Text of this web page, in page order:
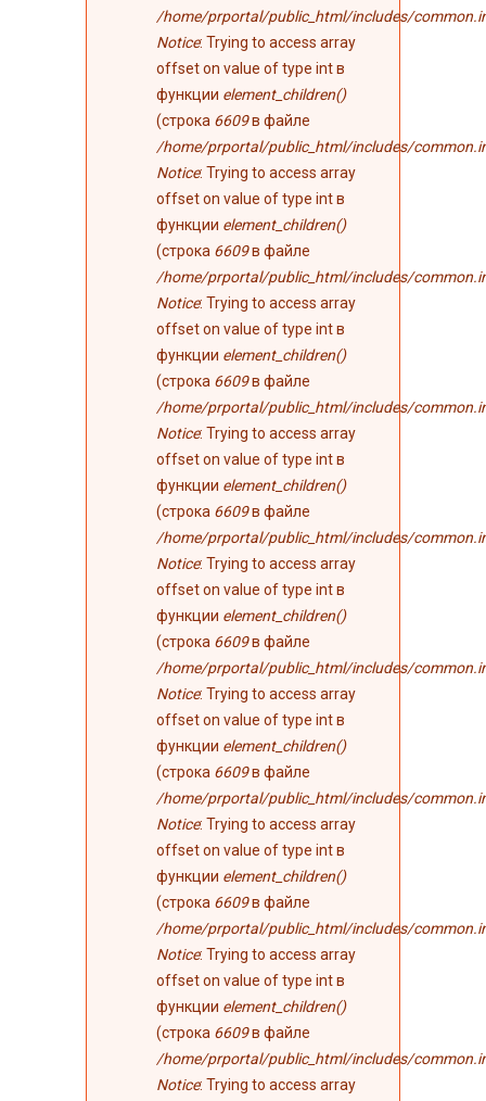
/home/prportal/public_html/includes/
Notice: Trying to access array
offset on value of type int в
функции element_children()
(строка 6609в файле
/home/prportal/public_html/includes/
Notice: Trying to access array
offset on value of type int в
функции element_children()
(строка 6609в файле
/home/prportal/public_html/includes/
Notice: Trying to access array
offset on value of type int в
функции element_children()
(строка 6609в файле
/home/prportal/public_html/includes/
Notice: Trying to access array
offset on value of type int в
функции element_children()
(строка 6609в файле
/home/prportal/public_html/includes/
Notice: Trying to access array
offset on value of type int в
функции element_children()
(строка 6609в файле
/home/prportal/public_html/includes/
Notice: Trying to access array
offset on value of type int в
функции element_children()
(строка 6609в файле
/home/prportal/public_html/includes/
Notice: Trying to access array
offset on value of type int в
функции element_children()
(строка 6609в файле
/home/prportal/public_html/includes/
Notice: Trying to access array
offset on value of type int в
функции element_children()
(строка 6609в файле
/home/prportal/public_html/includes/
Notice: Trying to access array